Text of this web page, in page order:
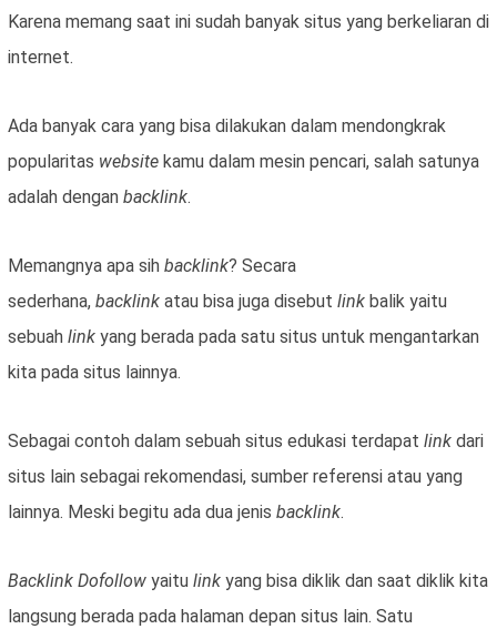
Karena memang saat ini sudah banyak situs yang berkeliaran di
internet.
Ada banyak cara yang bisa dilakukan dalam mendongkrak
popularitas website kamu dalam mesin pencari, salah satunya
adalah dengan backlink.
Memangnya apa sih backlink? Secara
sederhana, backlink atau bisa juga disebut link balik yaitu
sebuah link yang berada pada satu situs untuk mengantarkan
kita pada situs lainnya.
Sebagai contoh dalam sebuah situs edukasi terdapat link dari
situs lain sebagai rekomendasi, sumber referensi atau yang
lainnya. Meski begitu ada dua jenis backlink.
Backlink Dofollow yaitu link yang bisa diklik dan saat diklik kita
langsung berada pada halaman depan situs lain. Satu